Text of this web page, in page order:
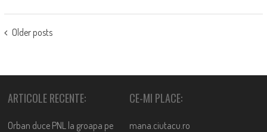
POSTS
Older posts
ARTICOLE RECENTE:
Orban duce PNL la groapa pe
CE-MI PLACE:
mana.ciutacu.ro